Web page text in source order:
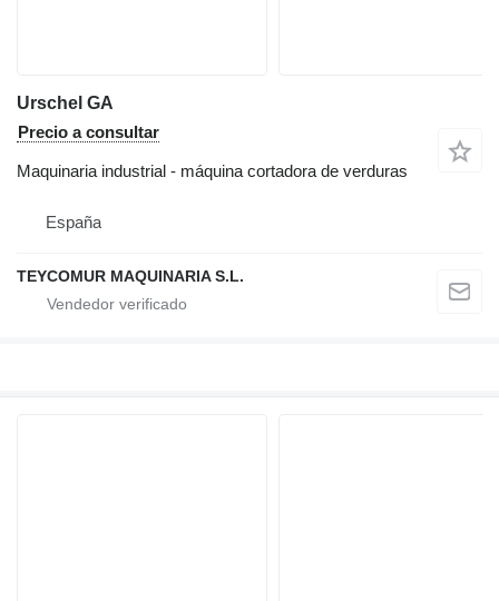
Urschel GA
Precio a consultar
Maquinaria industrial - máquina cortadora de verduras
España
TEYCOMUR MAQUINARIA S.L.